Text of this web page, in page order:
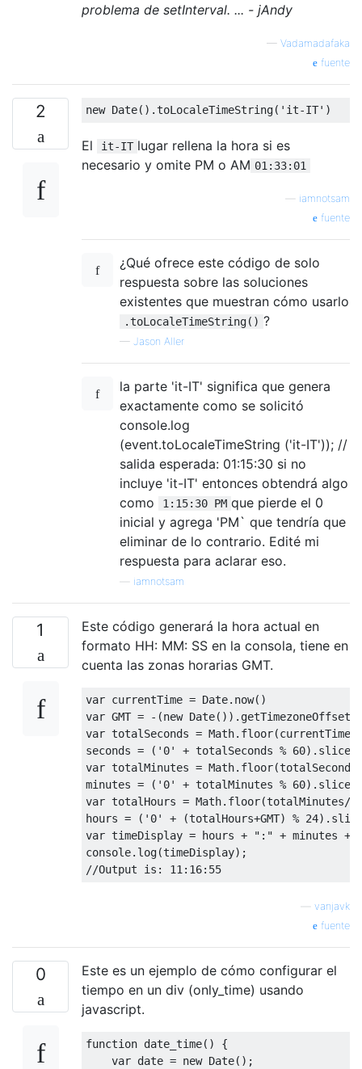
problema de setInterval. ... - jAndy
— Vadamadafaka
fuente
2 new Date().toLocaleTimeString( 'it-IT' )
El it-IT lugar rellena la hora si es
necesario y omite PM o AM 01:33:01
iamnotsam
fuente
¿Qué ofrece este código de solo
respuesta sobre las soluciones
existentes que muestran cómo usarlo
.toLocaleTimeString() ?
— Jason Aller
la parte 'it-IT' significa que genera
exactamente como se solicitó
console.log
(event.toLocaleTimeString ('it-IT')); //
salida esperada: 01:15:30 si no
incluye 'it-IT' entonces obtendrá algo
como
1:15:30 PM que pierde el 0
inicial y agrega 'PM` que tendría que
eliminar de lo contrario. Edité mi
respuesta para aclarar eso.
iamnotsam
1
Este código generará la hora actual en
formato HH: MM: SS en la consola, tiene en
cuenta las zonas horarias GMT.
var currentTime = Date. now()
var GMT = -(new Date()). getTimezoneOffset
var totalSeconds = Math. floor(currentTime
seconds = ( '0' + totalSeconds % 60). slice
var totalMinutes = Math. floor(totalSeconds
minutes = ( '0' + totalMinutes % 60). slice
var totalHours = Math. floor(totalMinutes/
hours = ( '0' + (totalHours+GMT) % 24).
var timeDisplay = hours + ":" + minutes +
console. log(timeDisplay);
//Output is: 11:16:55
vanjavk
fuente
0
Este es un ejemplo de cómo configurar el
tiempo en un div (only_time) usando
javascript.
function date_time()
{
var date = new Date();